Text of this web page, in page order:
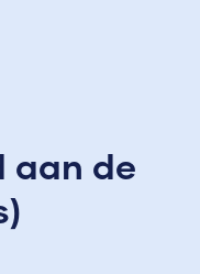
aan de
geredigeerd.